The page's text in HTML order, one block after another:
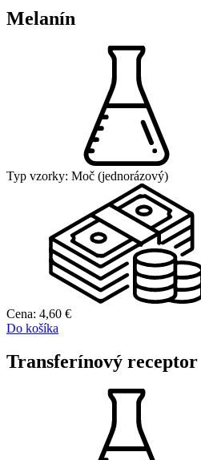
Melanín
Typ vzorky: Moč (jednorázový)
Cena: 4,60 €
Do košíka
Transferínový receptor